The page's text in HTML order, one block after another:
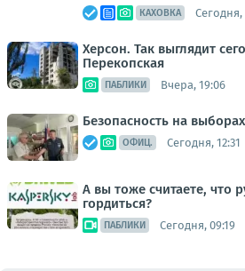
КАХОВКА Сегодня,
Херсон. Так выглядит
Перекопская
ПАБЛИКИ Вчера, 19:06
Безопасность на
ОФИЦ. Сегодня, 12:31
А вы тоже считаете, что
гордиться?
ПАБЛИКИ Сегодня, 09:19